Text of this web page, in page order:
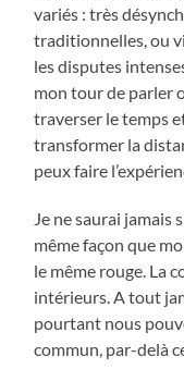
variés : très
traditionnelles, ou
les disputes
mon tour de parler
traverser le temps
transformer la
peux faire
Je ne saurai jamais
même façon que
le même rouge. La
intérieurs. A tout
pourtant nous
commun, par-delà